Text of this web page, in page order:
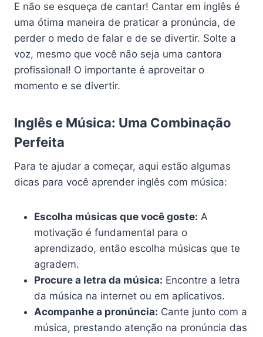
E não se esqueça de cantar! Cantar em inglês é
uma ótima maneira de praticar a pronúncia, de
perder o medo de falar e de se divertir. Solte a
voz, mesmo que você não seja uma cantora
profissional! O importante é aproveitar o
momento e se divertir.
Inglês e Música: Uma Combinação
Perfeita
Para te ajudar a começar, aqui estão algumas
dicas para você aprender inglês com música:
Escolha músicas que você goste: A
motivação é fundamental para o
aprendizado, então escolha músicas que te
agradem.
Procure a letra da música: Encontre a letra
da música na internet ou em aplicativos.
Acompanhe a pronúncia: Cante junto com a
música, prestando atenção na pronúncia das